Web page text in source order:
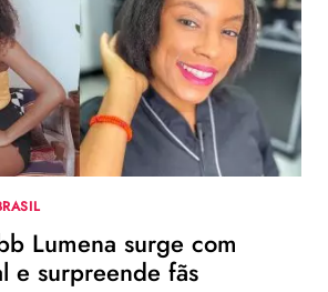
Lumena surge com
e surpreende fãs